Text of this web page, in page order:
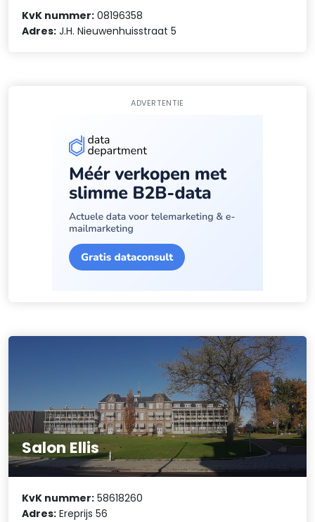
KvK nummer: 08196358
Adres: J.H. Nieuwenhuisstraat 5
ADVERTENTIE
Salon Ellis
KvK nummer: 58618260
Adres: Ereprijs 56